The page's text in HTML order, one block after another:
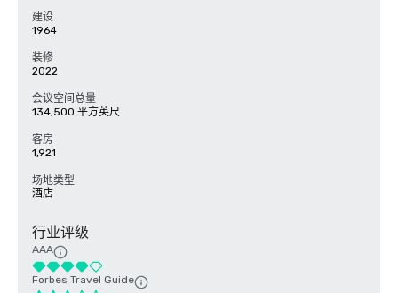
建设
1964
装修
2022
会议空间总量
134,500 平方英尺
客房
1,921
场地类型
酒店
行业评级
AAA
Forbes Travel Guide